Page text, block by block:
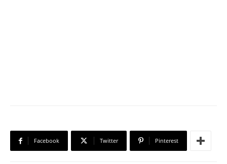
Facebook Twitter Pinterest